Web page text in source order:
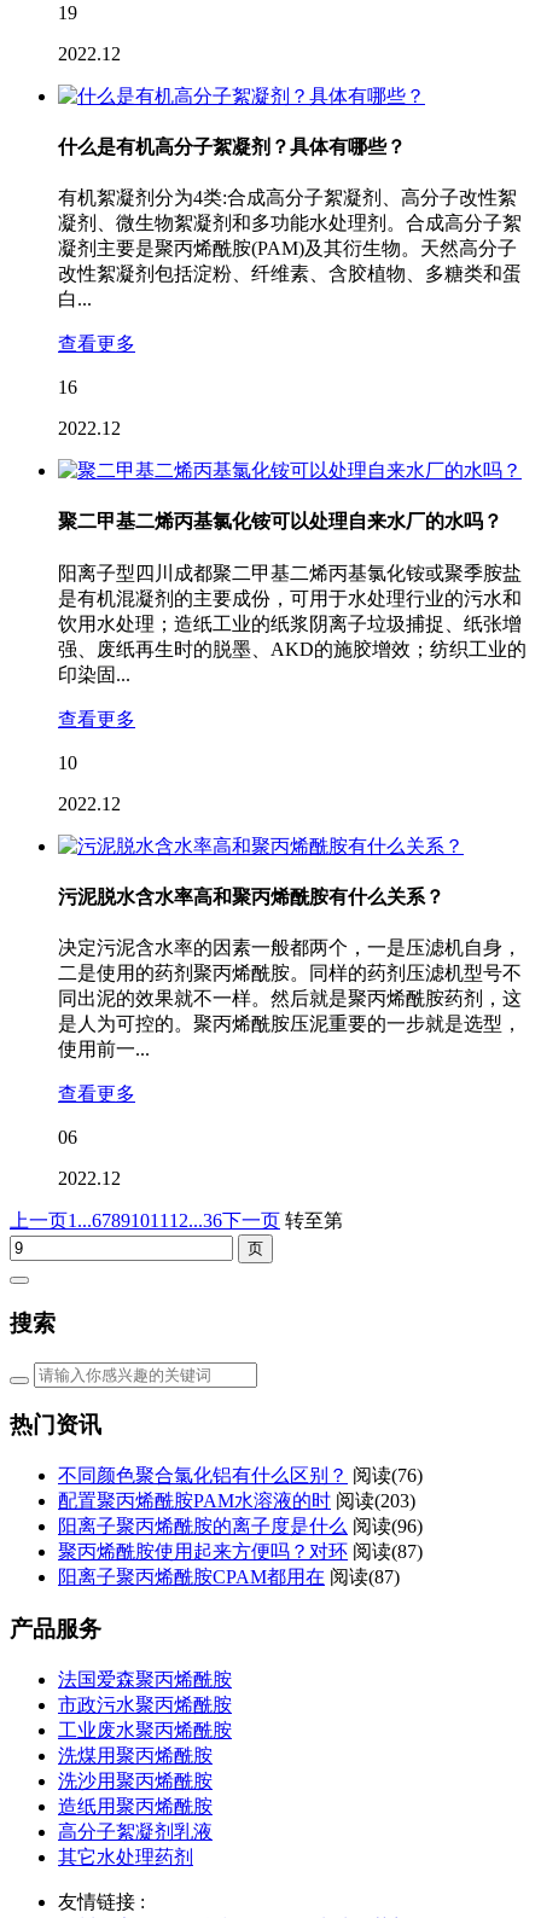
19
2022.12
什么是有机高分子絮凝剂？具体有哪些？
有机絮凝剂分为4类:合成高分子絮凝剂、高分子改性絮
凝剂、微生物絮凝剂和多功能水处理剂。合成高分子絮
凝剂主要是聚丙烯酰胺(PAM)及其衍生物。天然高分子
改性絮凝剂包括淀粉、纤维素、含胶植物、多糖类和蛋
白...
查看更多
16
2022.12
聚二甲基二烯丙基氯化铵可以处理自来水厂的水吗？
阳离子型四川成都聚二甲基二烯丙基氯化铵或聚季胺盐
是有机混凝剂的主要成份，可用于水处理行业的污水和
饮用水处理；造纸工业的纸浆阴离子垃圾捕捉、纸张增
强、废纸再生时的脱墨、AKD的施胶增效；纺织工业的
印染固...
查看更多
10
2022.12
污泥脱水含水率高和聚丙烯酰胺有什么关系？
决定污泥含水率的因素一般都两个，一是压滤机自身，
二是使用的药剂聚丙烯酰胺。同样的药剂压滤机型号不
同出泥的效果就不一样。然后就是聚丙烯酰胺药剂，这
是人为可控的。聚丙烯酰胺压泥重要的一步就是选型，
使用前一...
查看更多
06
2022.12
上一页1...67891011 12...36下一页 转至第
搜索
热门资讯
不同颜色聚合氯化铝有什么区别？ 阅读(76)
配置聚丙烯酰胺PAM水溶液的时 阅读(203)
阳离子聚丙烯酰胺的离子度是什么 阅读(96)
聚丙烯酰胺使用起来方便吗？对环 阅读(87)
阳离子聚丙烯酰胺CPAM都用在 阅读(87)
产品服务
法国爱森聚丙烯酰胺
市政污水聚丙烯酰胺
工业废水聚丙烯酰胺
洗煤用聚丙烯酰胺
洗沙用聚丙烯酰胺
造纸用聚丙烯酰胺
高分子絮凝剂乳液
其它水处理药剂
友情链接 :